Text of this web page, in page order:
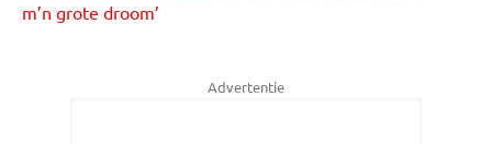
m’n grote droom’
Advertentie